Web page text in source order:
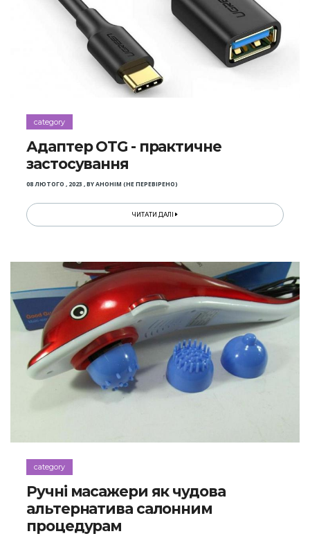
category
Адаптер OTG - практичне
застосування
08 ЛЮТОГО , 2023 ,BYАНОНІМ (НЕ ПЕРЕВІРЕНО)
ЧИТАТИ ДАЛІ
category
Ручні масажери як чудова
альтернатива салонним
процедурам